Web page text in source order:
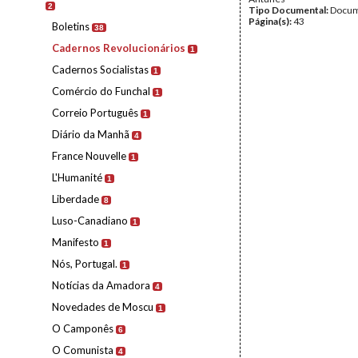
2
Boletins 38
Cadernos Revolucionários 1
Cadernos Socialistas 1
Comércio do Funchal 1
Correio Português 1
Diário da Manhã 4
France Nouvelle 1
L'Humanité 1
Liberdade 8
Luso-Canadiano 1
Manifesto 1
Nós, Portugal. 1
Notícias da Amadora 4
Novedades de Moscu 1
O Camponês 6
O Comunista 4
Tipo Documental:
Página(s):43